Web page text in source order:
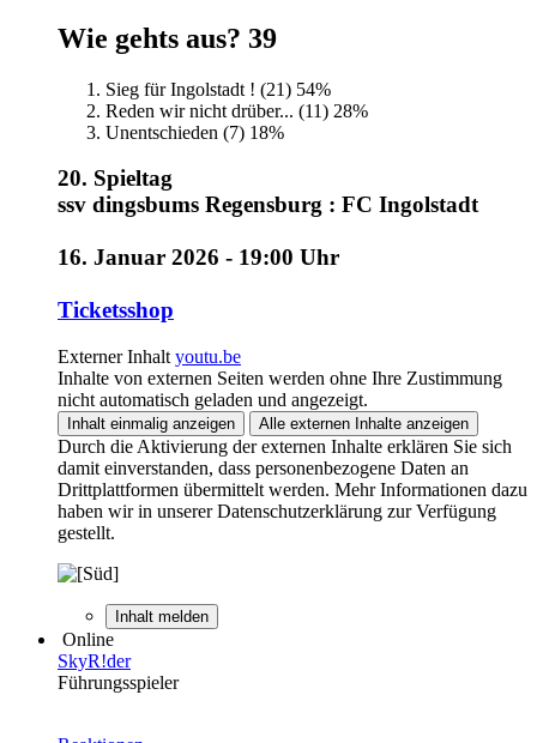
Wie gehts aus? 39
Sieg für Ingolstadt ! (21) 54%
Reden wir nicht drüber... (11) 28%
Unentschieden (7) 18%
20. Spieltag
ssv dingsbums Regensburg : FC Ingolstadt
16. Januar 2026 - 19:00 Uhr
Ticketsshop
Externer Inhalt youtu.be
Inhalte von externen Seiten werden ohne Ihre Zustimmung
nicht automatisch geladen und angezeigt.
Inhalt einmalig anzeigen Alle externen Inhalte anzeigen
Durch die Aktivierung der externen Inhalte erklären Sie sich
damit einverstanden, dass personenbezogene Daten an
Drittplattformen übermittelt werden. Mehr Informationen dazu
haben wir in unserer Datenschutzerklärung zur Verfügung
gestellt.
Inhalt melden
Online
SkyR!der
Führungsspieler